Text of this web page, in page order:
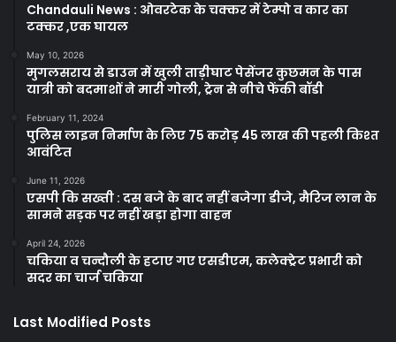
Chandauli News : ओवरटेक के चक्कर में टेम्पो व कार का
टक्कर ,एक घायल
May 10, 2026
मुगलसराय से डाउन में खुली ताड़ीघाट पेसेंजर कुछमन के पास
यात्री को बदमाशों ने मारी गोली, ट्रेन से नीचे फेंकी बॉडी
February 11, 2024
पुलिस लाइन निर्माण के लिए 75 करोड़ 45 लाख की पहली किश्त
आवंटित
June 11, 2026
एसपी कि सख्ती : दस बजे के बाद नहीं बजेगा डीजे, मैरिज लान के
सामने सड़क पर नहीं खड़ा होगा वाहन
April 24, 2026
चकिया व चन्दौली के हटाए गए एसडीएम, कलेक्ट्रेट प्रभारी को
सदर का चार्ज चकिया
Last Modified Posts